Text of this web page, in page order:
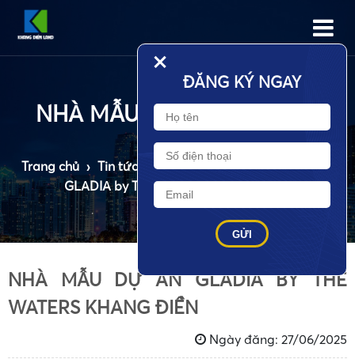
Trang chủ › Tin tức Tin dự án › NHÀ MẪU DỰ ÁN
GLADIA by THE WATERS KHANG ĐIỀN
NHÀ MẪU DỰ ÁN GLADIA BY THE
WATERS KHANG ĐIỀN
Ngày đăng: 27/06/2025
ĐĂNG KÝ NGAY
+